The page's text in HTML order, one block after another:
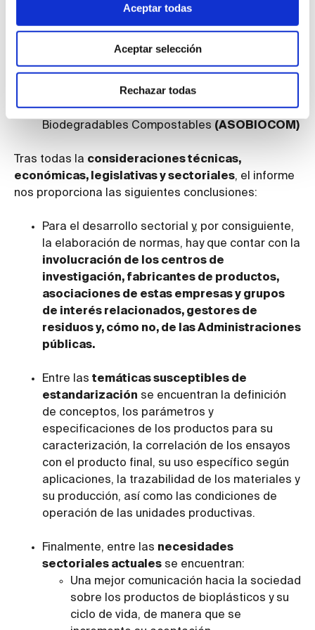
Aceptar todas
Aceptar selección
Rechazar todas
Instituto Tecnológico del Embalaje, Transporte y
Logística(ITENE)
Asociación Nacional de recicladores de
Plásticos(ANARPLA)
Asociación Española de Plásticos
Biodegradables Compostables (ASOBIOCOM)
Tras todas la consideraciones técnicas,
económicas, legislativas y sectoriales, el informe
nos proporciona las siguientes conclusiones:
Para el desarrollo sectorial y, por consiguiente,
la elaboración de normas, hay que contar con la
involucración de los centros de
investigación, fabricantes de productos,
asociaciones de estas empresas y grupos
de interés relacionados, gestores de
residuos y, cómo no, de las Administraciones
públicas.
Entre las temáticas susceptibles de
estandarización se encuentran la definición
de conceptos, los parámetros y
especificaciones de los productos para su
caracterización, la correlación de los ensayos
con el producto final, su uso específico según
aplicaciones, la trazabilidad de los materiales y
su producción, así como las condiciones de
operación de las unidades productivas.
Finalmente, entre las necesidades
sectoriales actuales se encuentran:
Una mejor comunicación hacia la sociedad
sobre los productos de bioplásticos y su
ciclo de vida, de manera que se